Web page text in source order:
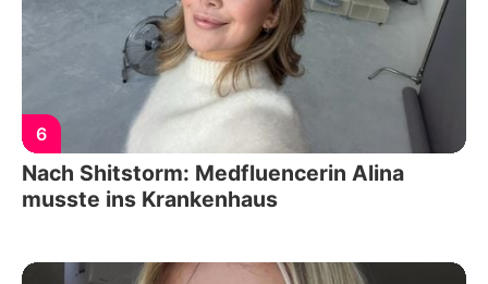
6
Nach Shitstorm: Medfluencerin Alina
musste ins Krankenhaus